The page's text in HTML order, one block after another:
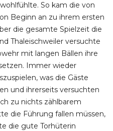
So kam die von
Beginn an zu ihrem ersten
die gesamte Spielzeit die
Thaleischweiler versuchte
mit langen Bällen ihre
Immer wieder
was die Gäste
und ihrerseits versuchten
zu nichts zählbarem
die Führung fallen müssen,
die gute Torhüterin